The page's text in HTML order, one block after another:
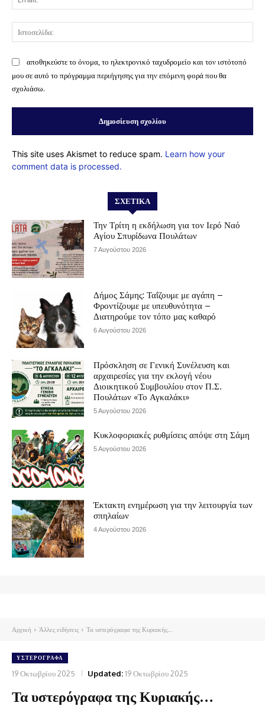
αποθηκεύστε το όνομα, το ηλεκτρονικό ταχυδρομείο και τον ιστότοπό
μου σε αυτό το πρόγραμμα περιήγησης για την επόμενη φορά που θα
σχολιάσω.
This site uses Akismet to reduce spam. Learn how your
comment data is processed.
ΣΧΕΤΙΚΆ
Την Τρίτη η εκδήλωση για τον Ιερό Ναό
Αγίου Σπυρίδωνα Πουλάτων
7 Αυγούστου 2026
Δήμος Σάμης: Ταΐζουμε με αγάπη –
Φροντίζουμε με υπευθυνότητα –
Διατηρούμε τον τόπο μας καθαρό
6 Αυγούστου 2026
Πρόσκληση σε Γενική Συνέλευση και
αρχαιρεσίες για την εκλογή νέου
Διοικητικού Συμβουλίου στον Π.Σ.
Πουλάτων «Το Αγκαλάκι»
5 Αυγούστου 2026
Κυκλοφοριακές ρυθμίσεις απόψε στη Σάμη
5 Αυγούστου 2026
Έκτακτη ενημέρωση για την λειτουργία των
σπηλαίων
4 Αυγούστου 2026